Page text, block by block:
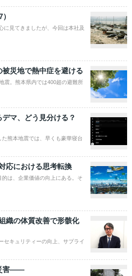
に見てきましたが、今回は本社及
災地で熱中症を避ける
震。熊本県内では400超の避難所
マ、どう見分ける？
熊本地震では、早くも豪華寝台
応における思考転換
は、企業価値の向上にある。そ
織の体質改善で形骸化
セキュリティーの向上、サプライ
害――